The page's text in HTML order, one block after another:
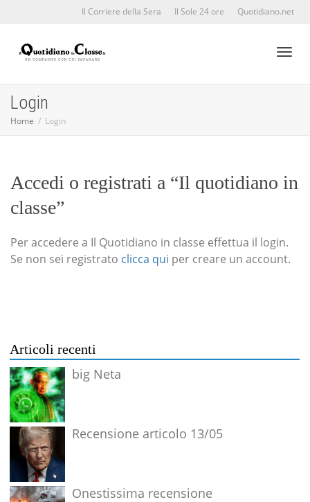
Il Corriere della Sera Il Sole 24 ore Quotidiano.net
Login
Home Login
Accedi o registrati a “Il quotidiano in
classe”
Per accedere a Il Quotidiano in classe effettua il login.
Se non sei registrato clicca qui per creare un account.
Articoli recenti
big Neta
Recensione articolo 13/05
Onestissima recensione